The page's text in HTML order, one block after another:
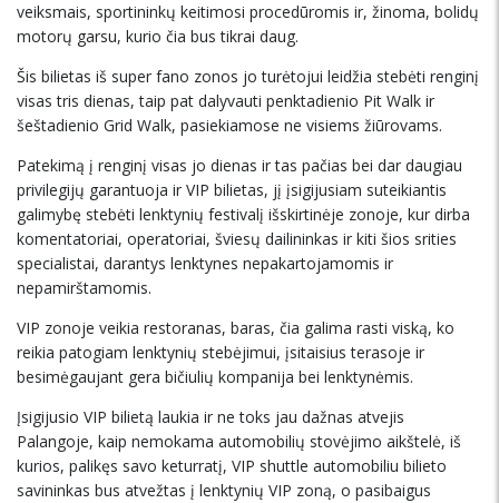
veiksmais, sportininkų keitimosi procedūromis ir, žinoma, bolidų
motorų garsu, kurio čia bus tikrai daug.
Šis bilietas iš super fano zonos jo turėtojui leidžia stebėti renginį
visas tris dienas, taip pat dalyvauti penktadienio Pit Walk ir
šeštadienio Grid Walk, pasiekiamose ne visiems žiūrovams.
Patekimą į renginį visas jo dienas ir tas pačias bei dar daugiau
privilegijų garantuoja ir VIP bilietas, jį įsigijusiam suteikiantis
galimybę stebėti lenktynių festivalį išskirtinėje zonoje, kur dirba
komentatoriai, operatoriai, šviesų dailininkas ir kiti šios srities
specialistai, darantys lenktynes nepakartojamomis ir
nepamirštamomis.
VIP zonoje veikia restoranas, baras, čia galima rasti viską, ko
reikia patogiam lenktynių stebėjimui, įsitaisius terasoje ir
besimėgaujant gera bičiulių kompanija bei lenktynėmis.
Įsigijusio VIP bilietą laukia ir ne toks jau dažnas atvejis
Palangoje, kaip nemokama automobilių stovėjimo aikštelė, iš
kurios, palikęs savo keturratį, VIP shuttle automobiliu bilieto
savininkas bus atvežtas į lenktynių VIP zoną, o pasibaigus